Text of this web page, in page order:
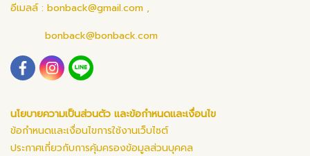
อีเมลล์ : bonback@gmail.com ,
bonback@bonback.com
นโยบายความเป็นส่วนตัว และข้อกำหนดและเงื่อนไข
ข้อกำหนดและเงื่อนไขการใช้งานเว็บไซต์
ประกาศเกี่ยวกับการคุ้มครองข้อมูลส่วนบุคคล